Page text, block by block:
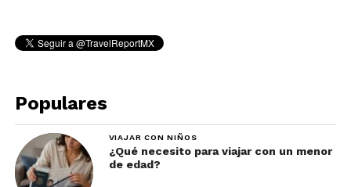
Populares
VIAJAR CON NIÑOS
¿Qué necesito para viajar con un menor
de edad?